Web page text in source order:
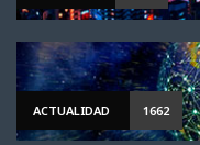
ACTUALIDAD 1662